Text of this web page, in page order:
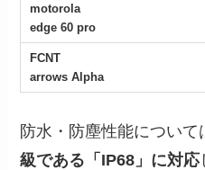
motorola
edge 60 pro
FCNT
arrows Alpha
防水・防塵性能について
級である「IP68」に対応